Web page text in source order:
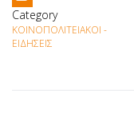
Category
ΚΟΙΝΟΠΟΛΙΤΕΙΑΚΟΊ -
ΕΙΔΉΣΕΙΣ